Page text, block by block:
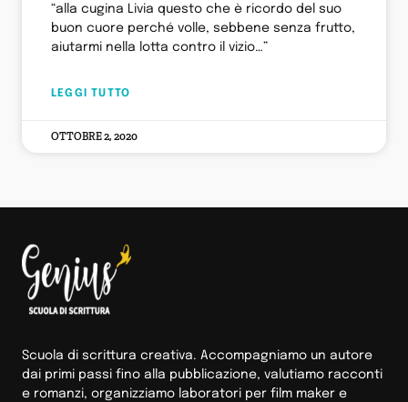
“alla cugina Livia questo che è ricordo del suo
buon cuore perché volle, sebbene senza frutto,
aiutarmi nella lotta contro il vizio…”
LEGGI TUTTO
OTTOBRE 2, 2020
Scuola di scrittura creativa. Accompagniamo un autore
dai primi passi fino alla pubblicazione, valutiamo racconti
e romanzi, organizziamo laboratori per film maker e